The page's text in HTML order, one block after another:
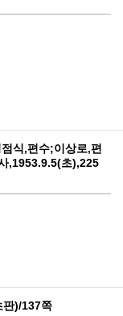
식,편수;이상로,편
,1953.9.5(초),225
판)/137쪽